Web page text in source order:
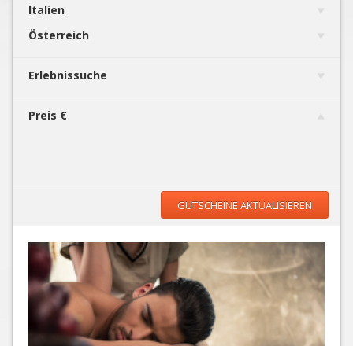
Italien
Österreich
Erlebnissuche
Preis €
GUTSCHEINE AKTUALISIEREN